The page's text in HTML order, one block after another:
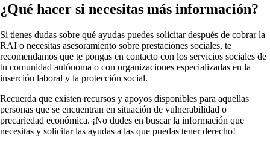
¿Qué hacer si necesitas más información?
Si tienes dudas sobre qué ayudas puedes solicitar después de cobrar la
RAI o necesitas asesoramiento sobre prestaciones sociales, te
recomendamos que te pongas en contacto con los servicios sociales de
tu comunidad autónoma o con organizaciones especializadas en la
inserción laboral y la protección social.
Recuerda que existen recursos y apoyos disponibles para aquellas
personas que se encuentran en situación de vulnerabilidad o
precariedad económica. ¡No dudes en buscar la información que
necesitas y solicitar las ayudas a las que puedas tener derecho!